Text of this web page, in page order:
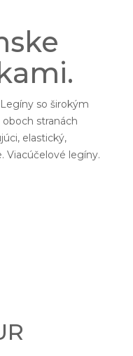
so širokým
stranách
elastický,
Viacúčelové legíny.